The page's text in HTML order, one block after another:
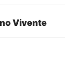
Vivente